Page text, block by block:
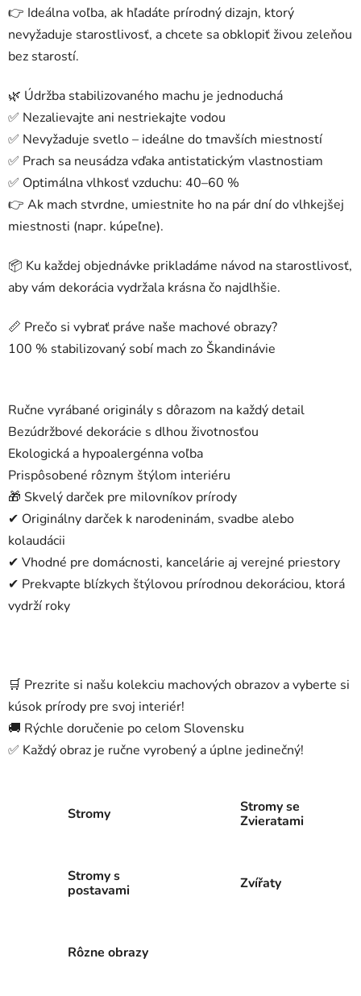
👉 Ideálna voľba, ak hľadáte prírodný dizajn, ktorý
nevyžaduje starostlivosť, a chcete sa obklopiť živou zeleňou
bez starostí.
🌿 Údržba stabilizovaného machu je jednoduchá
✅ Nezalievajte ani nestriekajte vodou
✅ Nevyžaduje svetlo – ideálne do tmavších miestností
✅ Prach sa neusádza vďaka antistatickým vlastnostiam
✅ Optimálna vlhkosť vzduchu: 40–60 %
👉 Ak mach stvrdne, umiestnite ho na pár dní do vlhkejšej
miestnosti (napr. kúpeľne).
📦 Ku každej objednávke prikladáme návod na starostlivosť,
aby vám dekorácia vydržala krásna čo najdlhšie.
📏 Prečo si vybrať práve naše machové obrazy?
100 % stabilizovaný sobí mach zo Škandinávie
Ručne vyrábané originály s dôrazom na každý detail
Bezúdržbové dekorácie s dlhou životnosťou
Ekologická a hypoalergénna voľba
Prispôsobené rôznym štýlom interiéru
🎁 Skvelý darček pre milovníkov prírody
✔ Originálny darček k narodeninám, svadbe alebo
kolaudácii
✔ Vhodné pre domácnosti, kancelárie aj verejné priestory
✔ Prekvapte blízkych štýlovou prírodnou dekoráciou, ktorá
vydrží roky
🛒 Prezrite si našu kolekciu machových obrazov a vyberte si
kúsok prírody pre svoj interiér!
🚚 Rýchle doručenie po celom Slovensku
✅ Každý obraz je ručne vyrobený a úplne jedinečný!
Stromy
Stromy se
Zvieratami
Stromy s
postavami
Zvířaty
Rôzne obrazy